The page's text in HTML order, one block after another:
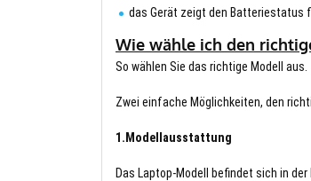
das Gerät zeigt den Batteriestatus
Wie wähle ich den
So wählen Sie das richtige Modell aus.
Zwei einfache Möglichkeiten, den
1.Modellausstattung
Das Laptop-Modell befindet sich in